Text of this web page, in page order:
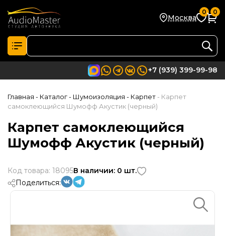
Москва
0 0
+7 (939) 399-99-98
Главная - Каталог- Шумоизоляция - Карпет - Карпет
самоклеющийся Шумофф Акустик (черный)
Карпет самоклеющийся
Шумофф Акустик (черный)
Код товара: 18095В наличии: 0 шт.
Поделиться: